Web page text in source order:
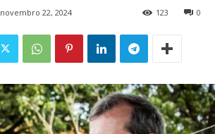
novembro 22, 2024 0
123